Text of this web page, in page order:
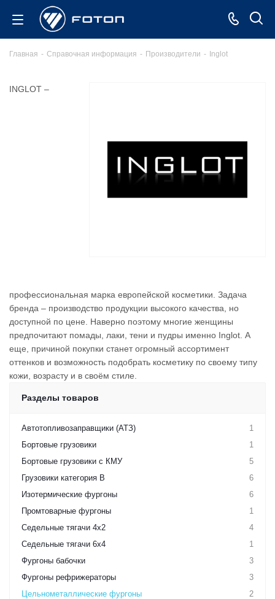
Главная - Справочная информация - Производители - Inglot
INGLOT –
профессиональная марка европейской косметики. Задача
бренда – производство продукции высокого качества, но
доступной по цене. Наверно поэтому многие женщины
предпочитают помады, лаки, тени и пудры именно Inglot. А
еще, причиной покупки станет огромный ассортимент
оттенков и возможность подобрать косметику по своему типу
кожи, возрасту и в своём стиле.
Разделы товаров
Автотопливозаправщики (АТЗ)
1
Бортовые грузовики
1
Бортовые грузовики с КМУ
5
Грузовики категория B
6
Изотермические фургоны
6
Промтоварные фургоны
1
Седельные тягачи 4х2
4
Седельные тягачи 6х4
1
Фургоны бабочки
3
Фургоны рефрижераторы
3
Цельнометаллические фургоны
2